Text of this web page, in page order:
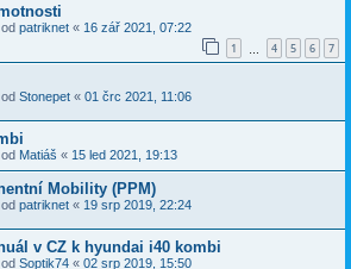
patriknet « 16 zář 2021, 07:22
1 4 5 6 7
Stonepet « 01 črc 2021, 11:06
Matiáš « 15 led 2021, 19:13
Mobility (PPM)
patriknet « 19 srp 2019, 22:24
v CZ k hyundai i40 kombi
Soptik74 « 02 srp 2019, 15:50